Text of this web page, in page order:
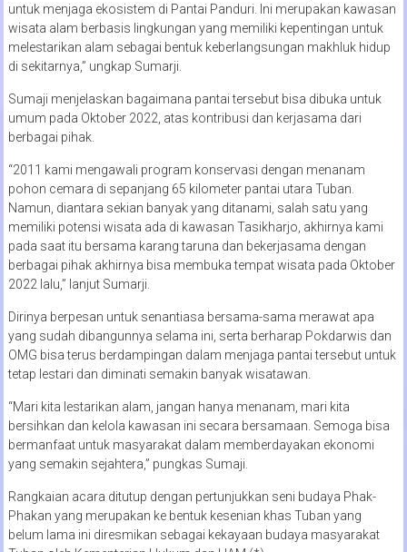
untuk menjaga ekosistem di Pantai Panduri. Ini merupakan kawasan
wisata alam berbasis lingkungan yang memiliki kepentingan untuk
melestarikan alam sebagai bentuk keberlangsungan makhluk hidup
di sekitarnya,” ungkap Sumarji.
Sumaji menjelaskan bagaimana pantai tersebut bisa dibuka untuk
umum pada Oktober 2022, atas kontribusi dan kerjasama dari
berbagai pihak.
“2011 kami mengawali program konservasi dengan menanam
pohon cemara di sepanjang 65 kilometer pantai utara Tuban.
Namun, diantara sekian banyak yang ditanami, salah satu yang
memiliki potensi wisata ada di kawasan Tasikharjo, akhirnya kami
pada saat itu bersama karang taruna dan bekerjasama dengan
berbagai pihak akhirnya bisa membuka tempat wisata pada Oktober
2022 lalu,” lanjut Sumarji.
Dirinya berpesan untuk senantiasa bersama-sama merawat apa
yang sudah dibangunnya selama ini, serta berharap Pokdarwis dan
OMG bisa terus berdampingan dalam menjaga pantai tersebut untuk
tetap lestari dan diminati semakin banyak wisatawan.
“Mari kita lestarikan alam, jangan hanya menanam, mari kita
bersihkan dan kelola kawasan ini secara bersamaan. Semoga bisa
bermanfaat untuk masyarakat dalam memberdayakan ekonomi
yang semakin sejahtera,” pungkas Sumaji.
Rangkaian acara ditutup dengan pertunjukkan seni budaya Phak-
Phakan yang merupakan ke bentuk kesenian khas Tuban yang
belum lama ini diresmikan sebagai kekayaan budaya masyarakat